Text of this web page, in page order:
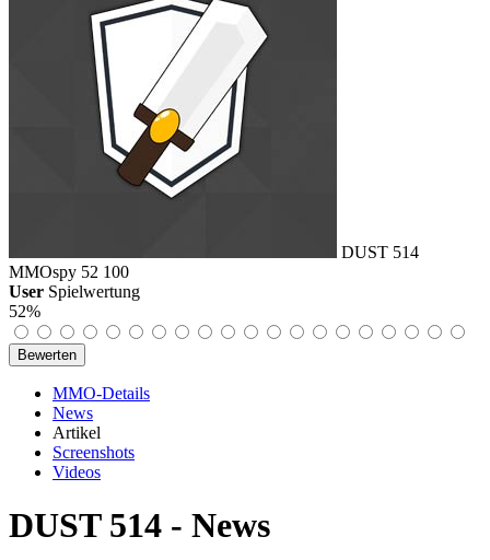
DUST 514
MMOspy 52 100
User Spielwertung
52%
MMO-Details
News
Artikel
Screenshots
Videos
DUST 514 - News